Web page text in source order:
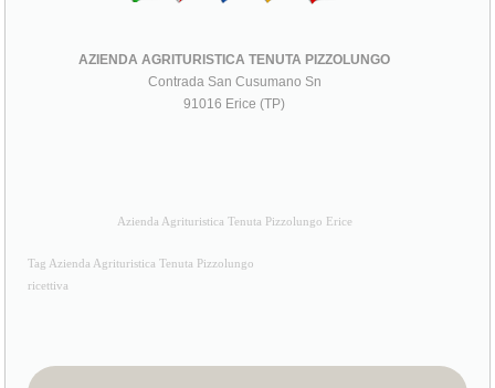
AZIENDA AGRITURISTICA TENUTA PIZZOLUNGO
Contrada San Cusumano Sn
91016 Erice (TP)
Azienda Agrituristica Tenuta Pizzolungo Erice
Tag Azienda Agrituristica Tenuta Pizzolungo
ricettiva